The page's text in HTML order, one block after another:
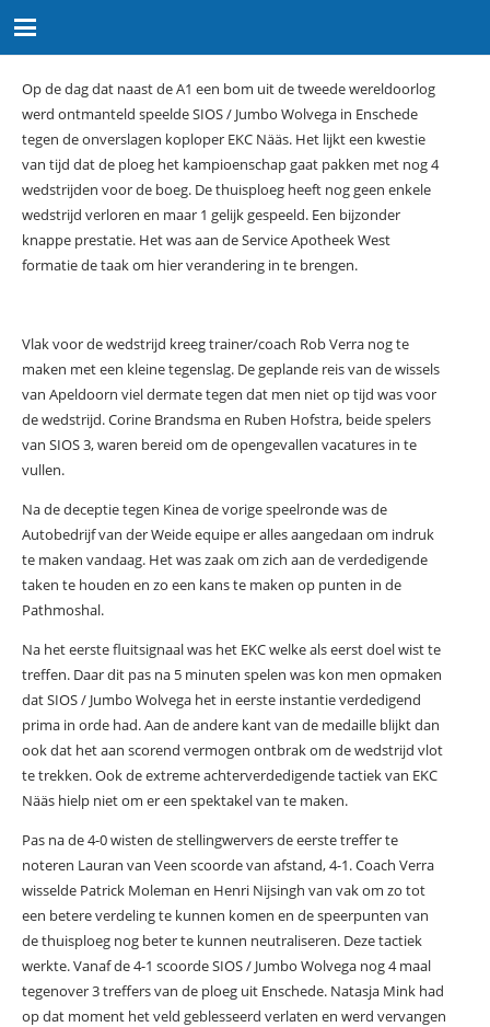
Op de dag dat naast de A1 een bom uit de tweede wereldoorlog
werd ontmanteld speelde SIOS / Jumbo Wolvega in Enschede
tegen de onverslagen koploper EKC Nääs. Het lijkt een kwestie
van tijd dat de ploeg het kampioenschap gaat pakken met nog 4
wedstrijden voor de boeg. De thuisploeg heeft nog geen enkele
wedstrijd verloren en maar 1 gelijk gespeeld. Een bijzonder
knappe prestatie. Het was aan de Service Apotheek West
formatie de taak om hier verandering in te brengen.
Vlak voor de wedstrijd kreeg trainer/coach Rob Verra nog te
maken met een kleine tegenslag. De geplande reis van de wissels
van Apeldoorn viel dermate tegen dat men niet op tijd was voor
de wedstrijd. Corine Brandsma en Ruben Hofstra, beide spelers
van SIOS 3, waren bereid om de opengevallen vacatures in te
vullen.
Na de deceptie tegen Kinea de vorige speelronde was de
Autobedrijf van der Weide equipe er alles aangedaan om indruk
te maken vandaag. Het was zaak om zich aan de verdedigende
taken te houden en zo een kans te maken op punten in de
Pathmoshal.
Na het eerste fluitsignaal was het EKC welke als eerst doel wist te
treffen. Daar dit pas na 5 minuten spelen was kon men opmaken
dat SIOS / Jumbo Wolvega het in eerste instantie verdedigend
prima in orde had. Aan de andere kant van de medaille blijkt dan
ook dat het aan scorend vermogen ontbrak om de wedstrijd vlot
te trekken. Ook de extreme achterverdedigende tactiek van EKC
Nääs hielp niet om er een spektakel van te maken.
Pas na de 4-0 wisten de stellingwervers de eerste treffer te
noteren Lauran van Veen scoorde van afstand, 4-1. Coach Verra
wisselde Patrick Moleman en Henri Nijsingh van vak om zo tot
een betere verdeling te kunnen komen en de speerpunten van
de thuisploeg nog beter te kunnen neutraliseren. Deze tactiek
werkte. Vanaf de 4-1 scoorde SIOS / Jumbo Wolvega nog 4 maal
tegenover 3 treffers van de ploeg uit Enschede. Natasja Mink had
op dat moment het veld geblesseerd verlaten en werd vervangen